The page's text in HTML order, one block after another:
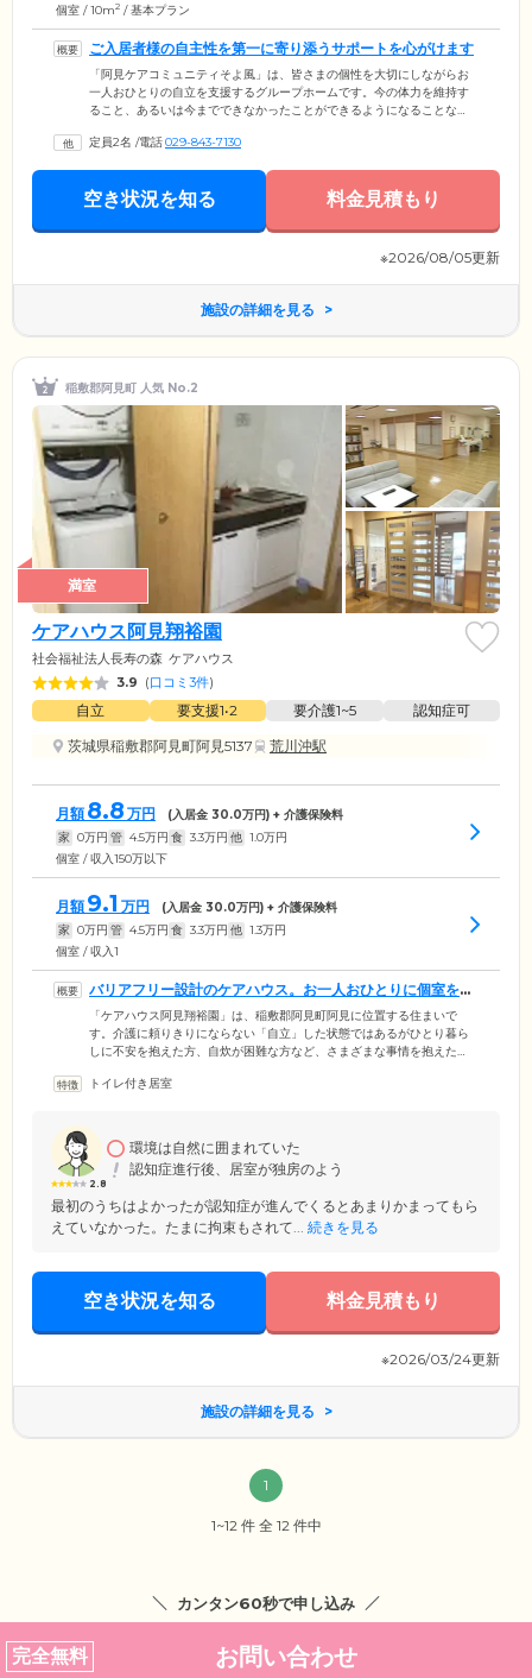
個室 / 10m2 / 基本プラン
ご入居者様の自主性を第一に寄り添うサポートを心がけます
「阿見ケアコミュニティそよ風」は、皆さまの個性を大切にしながらお
一人おひとりの自立を支援するグループホームです。今の体力を維持す
ること、あるいは今までできなかったことができるようになることな
い、それぞれの目標を目指して取り組んでまいります。スタッフはなる
設外からの方との交流で良い刺激を受けることもございます。生活にリ
定員2名 /電話029-843-7130
空き状況を知る 料金見積もり
※2026/08/05更新
施設の詳細を見る
稲敷郡阿見町 人気 No.2
満室
ケアハウス阿見翔裕園
社会福祉法人長寿の森 ケアハウス
3.9 (口コミ3件)
自立 要支援1•2 要介護1~5
認知症可
茨城県稲敷郡阿見町阿見5137
荒川沖駅
月額 8.8 万円 (入居金 30.0万円) + 介護保険料
家 0万円 管 4.5万円 食 3.3万円 他 1.0万円
個室 / 収入150万以下
月額 9.1 万円 (入居金 30.0万円) + 介護保険料
家 0万円 管 4.5万円 食 3.3万円 他 1.3万円
個室 / 収入1
バリアフリー設計のケアハウス。お一人おひとりに個室をご
用意しています
「ケアハウス阿見翔裕園」は、稲敷郡阿見町阿見に位置する住まいで
す。介護に頼りきりにならない「自立」した状態ではあるがひとり暮ら
しに不安を抱えた方、自炊が困難な方など、さまざまな事情を抱えた
バリアフリー設計。段差をなくし、各所に手すりを設置しているので、
燥機などの設備を完備。緊急通報装置もございますので、万が一の際も
ご安心ください。
トイレ付き居室
2.8
環境は自然に囲まれていた
認知症進行後、居室が独房のよう
最初のうちはよかったが認知症が進んでくるとあまりかまってもら
えていなかった。たまに拘束もされて... 続きを見る
空き状況を知る 料金見積もり
※2026/03/24更新
施設の詳細を見る
1
1~12 件 全 12 件中
カンタン60秒で申し込み
完全無料 お問い合わせ